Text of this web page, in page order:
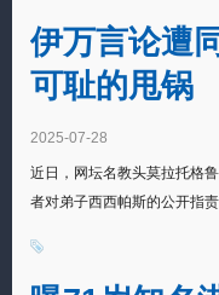
伊万言论遭
可耻的甩锅
2025-07-28
近日，网坛名教头莫拉托格
者对弟子西西帕斯的公开指